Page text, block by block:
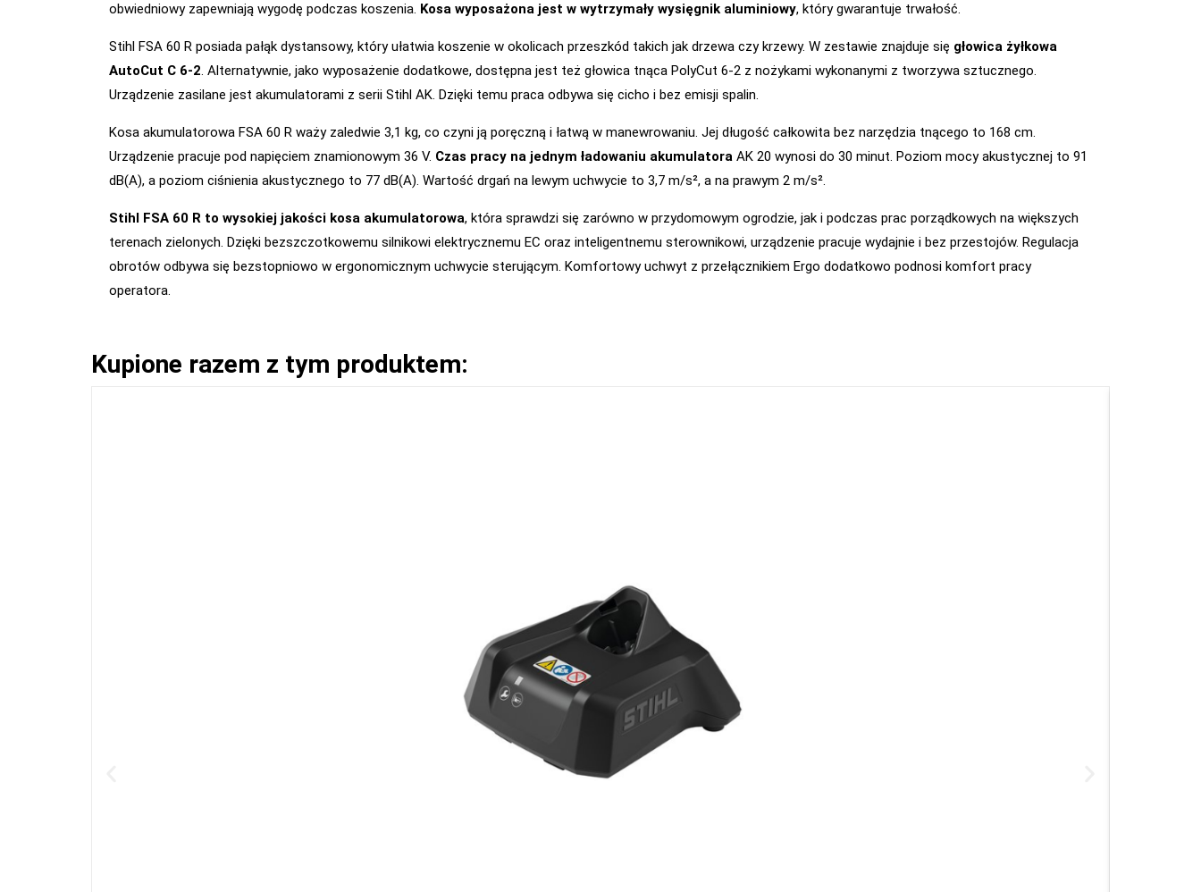
obwiedniowy zapewniają wygodę podczas koszenia. Kosa wyposażona jest w wytrzymały wysięgnik aluminiowy, który gwarantuje trwałość.
Stihl FSA 60 R posiada pałąk dystansowy, który ułatwia koszenie w okolicach przeszkód takich jak drzewa czy krzewy. W zestawie znajduje się głowica żyłkowa
AutoCut C 6-2. Alternatywnie, jako wyposażenie dodatkowe, dostępna jest też głowica tnąca PolyCut 6-2 z nożykami wykonanymi z tworzywa sztucznego.
Urządzenie zasilane jest akumulatorami z serii Stihl AK. Dzięki temu praca odbywa się cicho i bez emisji spalin.
Kosa akumulatorowa FSA 60 R waży zaledwie 3,1 kg, co czyni ją poręczną i łatwą w manewrowaniu. Jej długość całkowita bez narzędzia tnącego to 168 cm.
Urządzenie pracuje pod napięciem znamionowym 36 V. Czas pracy na jednym ładowaniu akumulatora AK 20 wynosi do 30 minut. Poziom mocy akustycznej to 91
dB(A), a poziom ciśnienia akustycznego to 77 dB(A). Wartość drgań na lewym uchwycie to 3,7 m/s², a na prawym 2 m/s².
Stihl FSA 60 R to wysokiej jakości kosa akumulatorowa, która sprawdzi się zarówno w przydomowym ogrodzie, jak i podczas prac porządkowych na większych
terenach zielonych. Dzięki bezszczotkowemu silnikowi elektrycznemu EC oraz inteligentnemu sterownikowi, urządzenie pracuje wydajnie i bez przestojów. Regulacja
obrotów odbywa się bezstopniowo w ergonomicznym uchwycie sterującym. Komfortowy uchwyt z przełącznikiem Ergo dodatkowo podnosi komfort pracy
operatora.
Kupione razem z tym produktem: